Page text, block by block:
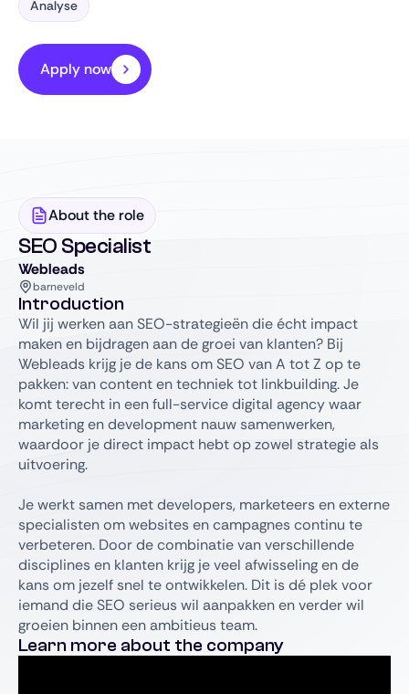
Analyse
Apply now
About the role
SEO Specialist
Webleads
barneveld
Introduction
Wil jij werken aan SEO-strategieën die écht impact
maken en bijdragen aan de groei van klanten? Bij
Webleads krijg je de kans om SEO van A tot Z op te
pakken: van content en techniek tot linkbuilding. Je
komt terecht in een full-service digital agency waar
marketing en development nauw samenwerken,
waardoor je direct impact hebt op zowel strategie als
uitvoering.
Je werkt samen met developers, marketeers en externe
specialisten om websites en campagnes continu te
verbeteren. Door de combinatie van verschillende
disciplines en klanten krijg je veel afwisseling en de
kans om jezelf snel te ontwikkelen. Dit is dé plek voor
iemand die SEO serieus wil aanpakken en verder wil
groeien binnen een ambitieus team.
Learn more about the company